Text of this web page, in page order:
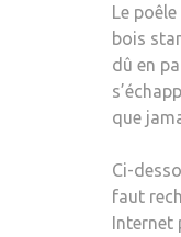
Le
bois
dû en
que
Ci-
faut
Internet